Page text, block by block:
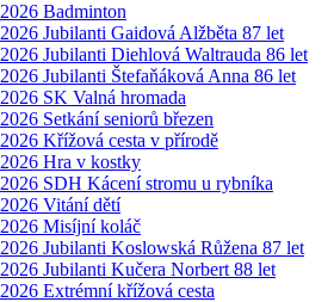
2026 Badminton
2026 Jubilanti Gaidová Alžběta 87 let
2026 Jubilanti Diehlová Waltrauda 86 let
2026 Jubilanti Štefaňáková Anna 86 let
2026 SK Valná hromada
2026 Setkání seniorů březen
2026 Křížová cesta v přírodě
2026 Hra v kostky
2026 SDH Kácení stromu u rybníka
2026 Vitání dětí
2026 Misíjní koláč
2026 Jubilanti Koslowská Růžena 87 let
2026 Jubilanti Kučera Norbert 88 let
2026 Extrémní křížová cesta